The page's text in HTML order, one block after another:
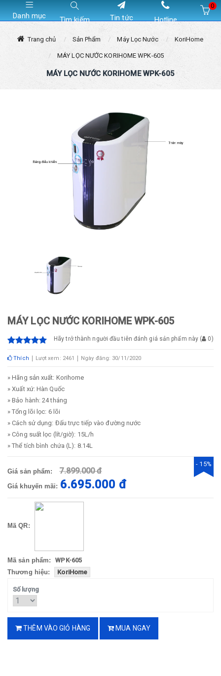
Danh mục Tìm kiếm Tin tức Hotline
0
Trang chủ Sản Phẩm Máy Lọc Nước KoriHome
MÁY LỌC NƯỚC KORIHOME WPK-605
MÁY LỌC NƯỚC KORIHOME WPK-605
MÁY LỌC NƯỚC KORIHOME WPK-605
Hãy trở thành người đầu tiên đánh giá sản phẩm này ( 0)
Thích Lượt xem: 2461 Ngày đăng: 30/11/2020
» Hãng sản xuất: Korihome
» Xuất xứ: Hàn Quốc
» Bảo hành: 24 tháng
» Tổng lõi lọc: 6 lõi
» Cách sử dụng: Đấu trực tiếp vào đường nước
» Công suất lọc (lít/giờ): 15L/h
» Thể tích bình chứa (L): 8.14L
Giá sản phẩm: 7.899.000 đ
Giá khuyến mãi: 6.695.000 đ
- 15%
Mã QR:
Mã sản phẩm:
WPK-605
Thương hiệu:
KoriHome
Số lượng
THÊM VÀO GIỎ HÀNG MUA NGAY